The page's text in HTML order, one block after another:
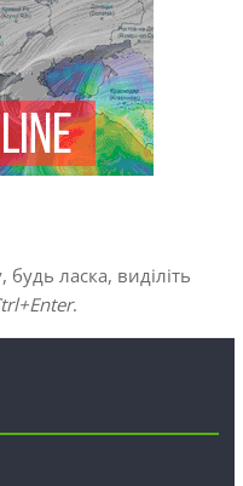
ласка, виділіть
.